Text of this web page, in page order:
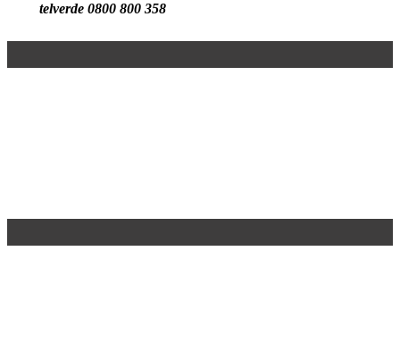
telverde 0800 800 358